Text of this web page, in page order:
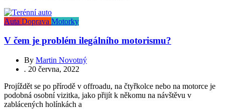
Auta Doprava Motorky
V čem je problém ilegálního motorismu?
By Martin Novotný
. 20 června, 2022
Projíždět se po přírodě v offroadu, na čtyřkolce nebo na motorce je
podobná osobní vizitka, jako přijít k někomu na návštěvu v
zablácených holínkách a